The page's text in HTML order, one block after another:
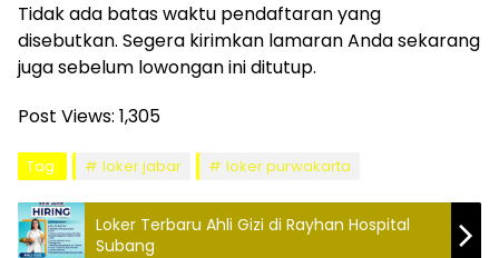
Tidak ada batas waktu pendaftaran yang
disebutkan. Segera kirimkan lamaran Anda sekarang
juga sebelum lowongan ini ditutup.
Post Views: 1,305
Tag: loker jabar loker purwakarta
Loker Terbaru Ahli Gizi di Rayhan Hospital
Subang